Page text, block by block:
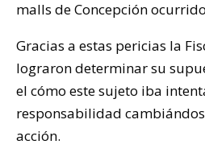
malls de Concepción
Gracias a estas pericias la
lograron determinar su
el cómo este sujeto iba
responsabilidad
acción.